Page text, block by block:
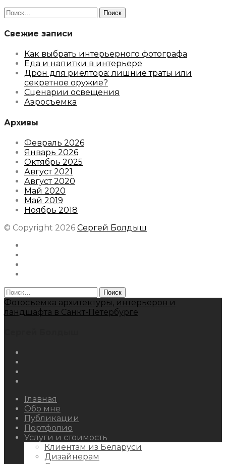
Найти:
Свежие записи
Как выбрать интерьерного фотографа
Еда и напитки в интерьере
Дрон для риелтора: лишние траты или
секретное оружие?
Сценарии освещения
Аэросъемка
Архивы
Февраль 2026
Январь 2026
Октябрь 2025
Август 2021
Август 2020
Май 2020
Май 2019
Ноябрь 2018
© Copyright 2026 Сергей Болдыш
Найти:
Фотосъемка архитектуры, интерьеров и
ландшафта в Санкт-Петербурге
Главная
Обо мне
Публикации
Портфолио
Услуги и стоимость
Клиентам из Беларуси
Дизайнерам